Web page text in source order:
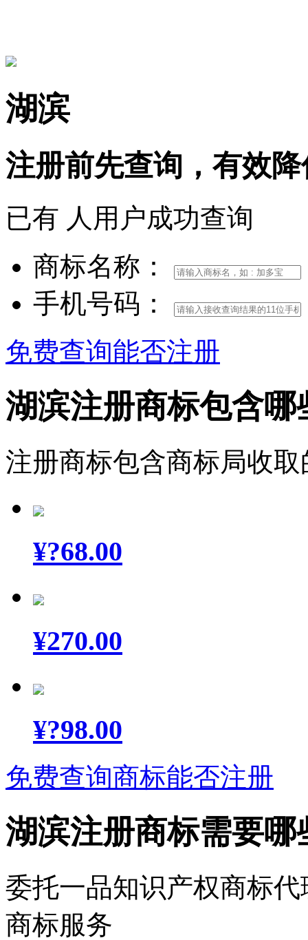
湖滨
注册前先查询， 有效
已有 人用户成功查询
商标名称：
手机号码：
免费查询能否注册
湖滨注册商标包含哪
注册商标包含商标局收
¥?68.00
¥270.00
¥?98.00
免费查询商标能否注册
湖滨注册商标需要哪
委托一品知识产权商标
商标服务